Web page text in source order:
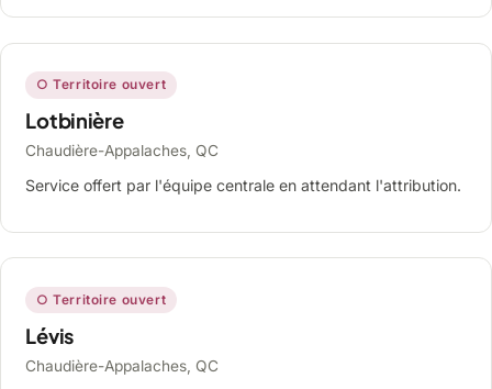
○ Territoire ouvert
Lotbinière
Chaudière-Appalaches, QC
Service offert par l'équipe centrale en attendant l'attribution.
○ Territoire ouvert
Lévis
Chaudière-Appalaches, QC